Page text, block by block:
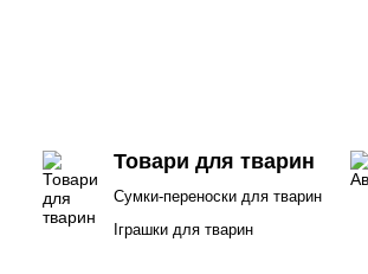
Товари для тварин
Сумки-переноски для тварин
Іграшки для тварин